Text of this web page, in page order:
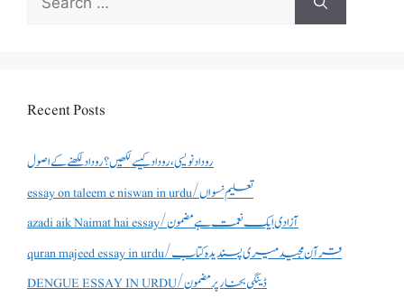
for:
Recent Posts
روداد نویسی ،روداد کیسے لکھیں؟ روداد لکھنے کے اصول
essay on taleem e niswan in urdu/تعلیم نسواں
azadi aik Naimat hai essay/آزادی ایک نعمت ہے مضمون
quran majeed essay in urdu/قرآن مجید میری پسندیدہ کتاب
DENGUE ESSAY IN URDU/ڈینگی بخار پر مضمون